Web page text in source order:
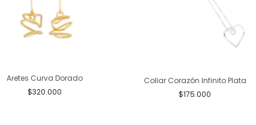
Aretes Curva Dorado
$320.000
Collar Corazón Infinito Plata
$175.000